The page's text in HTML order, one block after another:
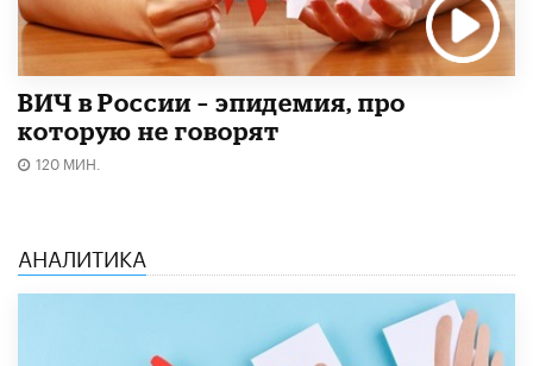
ВИЧ в России – эпидемия, про
которую не говорят
120 МИН.
АНАЛИТИКА